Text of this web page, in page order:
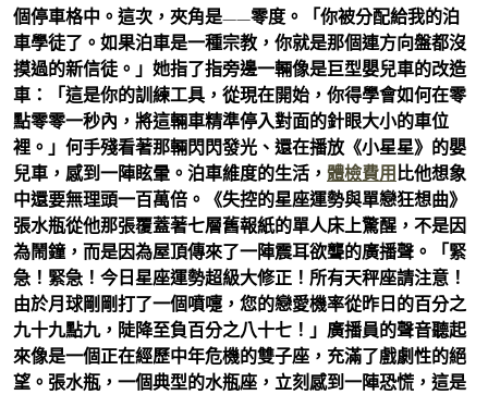
個停車格中。這次，夾角是——零度。「你被分配給我的泊
車學徒了。如果泊車是一種宗教，你就是那個連方向盤都沒
摸過的新信徒。」她指了指旁邊一輛像是巨型嬰兒車的改造
車：「這是你的訓練工具，從現在開始，你得學會如何在零
點零零一秒內，將這輛車精準停入對面的針眼大小的車位
裡。」何手殘看著那輛閃閃發光、還在播放《小星星》的嬰
兒車，感到一陣眩暈。泊車維度的生活， 體檢費用 比他想象
中還要無理頭一百萬倍。《失控的星座運勢與單戀狂想曲》
張水瓶從他那張覆蓋著七層舊報紙的單人床上驚醒，不是因
為鬧鐘，而是因為屋頂傳來了一陣震耳欲聾的廣播聲。「緊
急！緊急！今日星座運勢超級大修正！所有天秤座請注意！
由於月球剛剛打了一個噴嚏，您的戀愛機率從昨日的百分之
九十九點九，陡降至負百分之八十七！」廣播員的聲音聽起
來像是一個正在經歷中年危機的雙子座，充滿了戲劇性的絕
望。張水瓶，一個典型的水瓶座，立刻感到一陣恐慌，這是